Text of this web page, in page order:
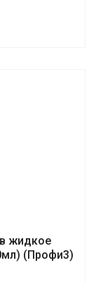
жидкое
(Профи3)